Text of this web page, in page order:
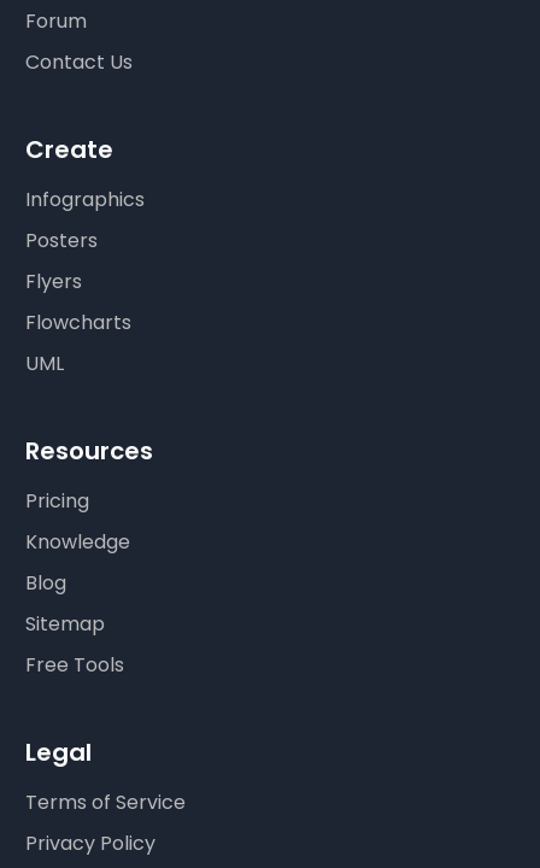
Forum
Contact Us
Create
Infographics
Posters
Flyers
Flowcharts
UML
Resources
Pricing
Knowledge
Blog
Sitemap
Free Tools
Legal
Terms of Service
Privacy Policy